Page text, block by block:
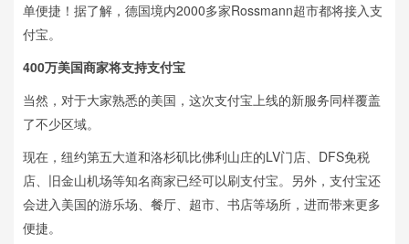
单便捷！据了解，德国境内2000多家Rossmann超市都将接入支
付宝。
400万美国商家将支持支付宝
当然，对于大家熟悉的美国，这次支付宝上线的新服务同样覆盖
了不少区域。
现在，纽约第五大道和洛杉矶比佛利山庄的LV门店、DFS免税
店、旧金山机场等知名商家已经可以刷支付宝。另外，支付宝还
会进入美国的游乐场、餐厅、超市、书店等场所，进而带来更多
便捷。